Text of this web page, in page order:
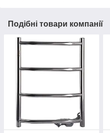
Подібні товари компанії